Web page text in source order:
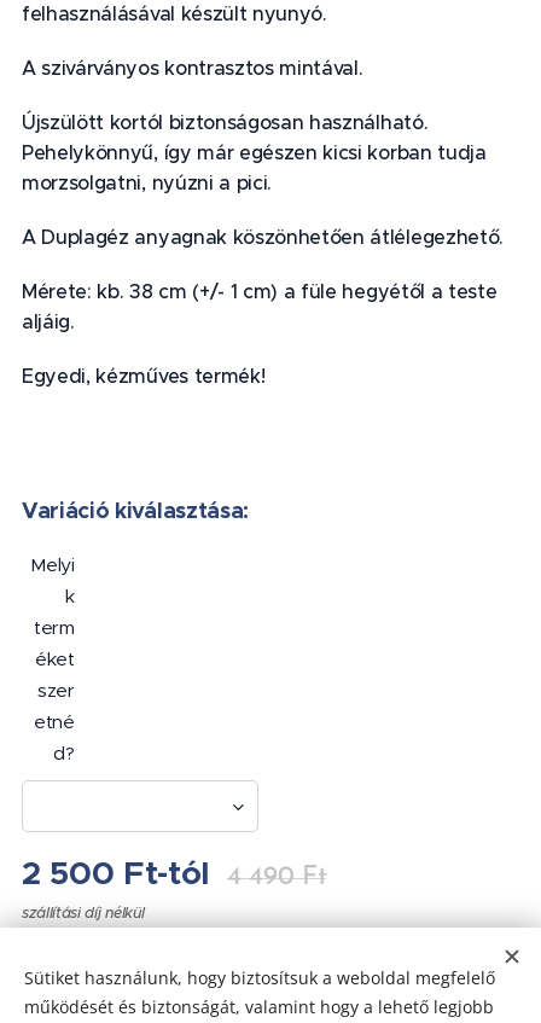
felhasználásával készült nyunyó.
A szivárványos kontrasztos mintával.
Újszülött kortól biztonságosan használható.
Pehelykönnyű, így már egészen kicsi korban tudja
morzsolgatni, nyúzni a pici.
A Duplagéz anyagnak köszönhetően átlélegezhető.
Mérete: kb. 38 cm (+/- 1 cm) a füle hegyétől a teste
aljáig.
Egyedi, kézműves termék!
Variáció kiválasztása:
Melyi
k
term
éket
szer
etné
d?
2 500 Ft-tól 4 490Ft
szállítási díj nélkül
Sütiket használunk, hogy biztosítsuk a weboldal megfelelő
működését és biztonságát, valamint hogy a lehető legjobb